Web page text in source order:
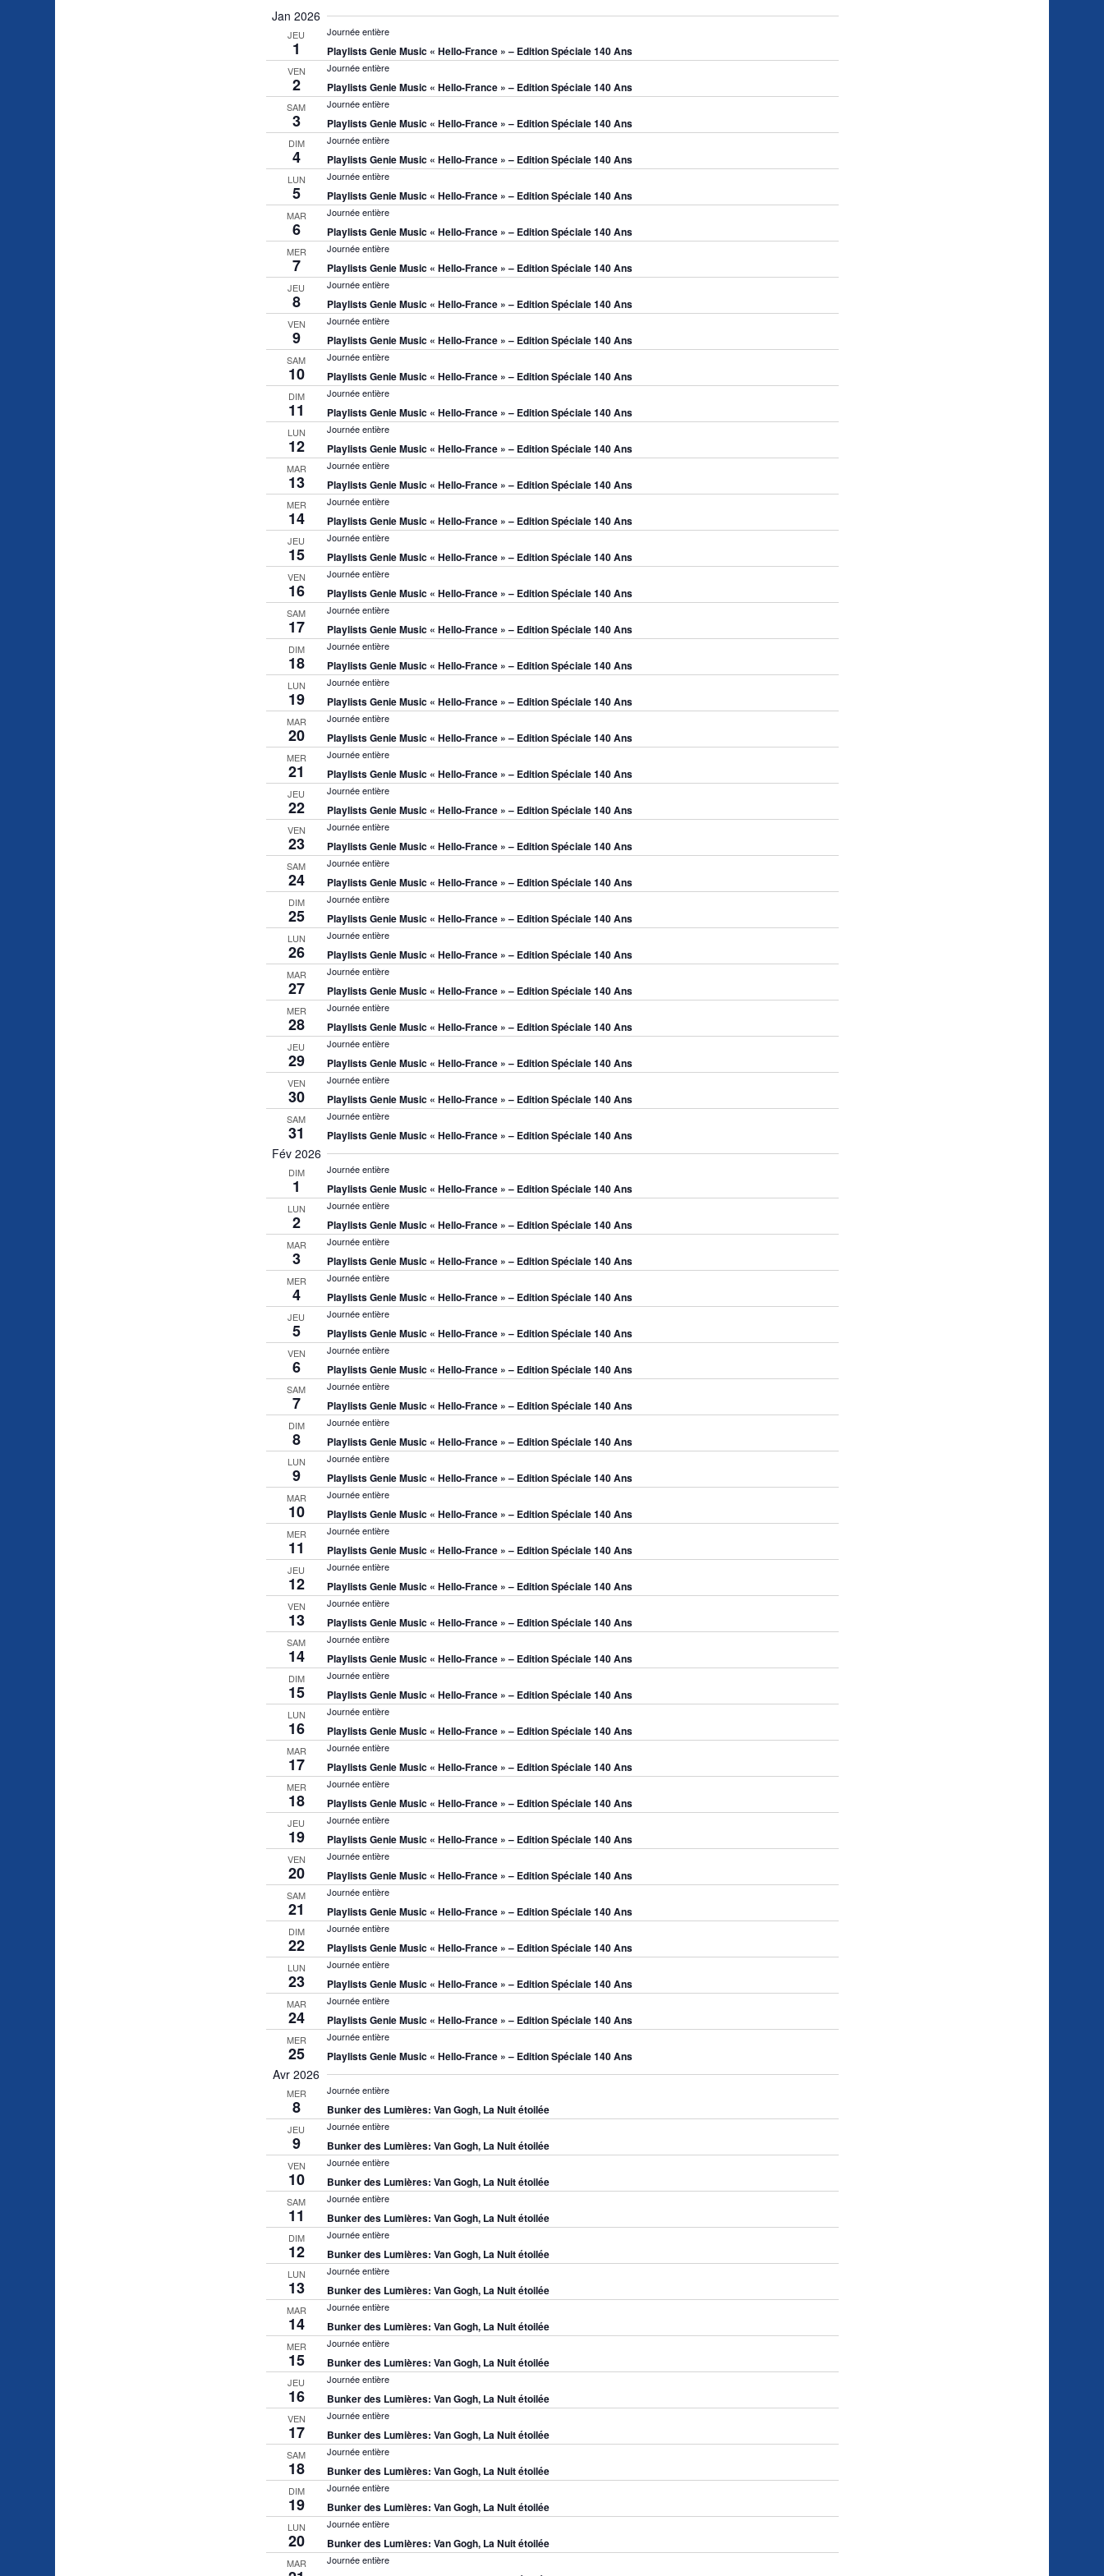
de
vues
Évènements
date
Jan 2026
JEU
1
Journée entière
Playlists Genie Music « Hello-France » – Edition Spéciale 140 Ans
VEN
2
Journée entière
Playlists Genie Music « Hello-France » – Edition Spéciale 140 Ans
SAM
3
Journée entière
Playlists Genie Music « Hello-France » – Edition Spéciale 140 Ans
DIM
4
Journée entière
Playlists Genie Music « Hello-France » – Edition Spéciale 140 Ans
LUN
5
Journée entière
Playlists Genie Music « Hello-France » – Edition Spéciale 140 Ans
MAR
6
Journée entière
Playlists Genie Music « Hello-France » – Edition Spéciale 140 Ans
MER
7
Journée entière
Playlists Genie Music « Hello-France » – Edition Spéciale 140 Ans
JEU
8
Journée entière
Playlists Genie Music « Hello-France » – Edition Spéciale 140 Ans
VEN
9
Journée entière
Playlists Genie Music « Hello-France » – Edition Spéciale 140 Ans
SAM
10
Journée entière
Playlists Genie Music « Hello-France » – Edition Spéciale 140 Ans
DIM
11
Journée entière
Playlists Genie Music « Hello-France » – Edition Spéciale 140 Ans
LUN
12
Journée entière
Playlists Genie Music « Hello-France » – Edition Spéciale 140 Ans
MAR
13
Journée entière
Playlists Genie Music « Hello-France » – Edition Spéciale 140 Ans
MER
14
Journée entière
Playlists Genie Music « Hello-France » – Edition Spéciale 140 Ans
JEU
15
Journée entière
Playlists Genie Music « Hello-France » – Edition Spéciale 140 Ans
VEN
16
Journée entière
Playlists Genie Music « Hello-France » – Edition Spéciale 140 Ans
SAM
17
Journée entière
Playlists Genie Music « Hello-France » – Edition Spéciale 140 Ans
DIM
18
Journée entière
Playlists Genie Music « Hello-France » – Edition Spéciale 140 Ans
LUN
19
Journée entière
Playlists Genie Music « Hello-France » – Edition Spéciale 140 Ans
MAR
20
Journée entière
Playlists Genie Music « Hello-France » – Edition Spéciale 140 Ans
MER
21
Journée entière
Playlists Genie Music « Hello-France » – Edition Spéciale 140 Ans
JEU
22
Journée entière
Playlists Genie Music « Hello-France » – Edition Spéciale 140 Ans
VEN
23
Journée entière
Playlists Genie Music « Hello-France » – Edition Spéciale 140 Ans
SAM
24
Journée entière
Playlists Genie Music « Hello-France » – Edition Spéciale 140 Ans
DIM
25
Journée entière
Playlists Genie Music « Hello-France » – Edition Spéciale 140 Ans
LUN
26
Journée entière
Playlists Genie Music « Hello-France » – Edition Spéciale 140 Ans
MAR
27
Journée entière
Playlists Genie Music « Hello-France » – Edition Spéciale 140 Ans
MER
28
Journée entière
Playlists Genie Music « Hello-France » – Edition Spéciale 140 Ans
JEU
29
Journée entière
Playlists Genie Music « Hello-France » – Edition Spéciale 140 Ans
VEN
30
Journée entière
Playlists Genie Music « Hello-France » – Edition Spéciale 140 Ans
SAM
31
Journée entière
Playlists Genie Music « Hello-France » – Edition Spéciale 140 Ans
Fév 2026
DIM
1
Journée entière
Playlists Genie Music « Hello-France » – Edition Spéciale 140 Ans
LUN
2
Journée entière
Playlists Genie Music « Hello-France » – Edition Spéciale 140 Ans
MAR
3
Journée entière
Playlists Genie Music « Hello-France » – Edition Spéciale 140 Ans
MER
4
Journée entière
Playlists Genie Music « Hello-France » – Edition Spéciale 140 Ans
JEU
5
Journée entière
Playlists Genie Music « Hello-France » – Edition Spéciale 140 Ans
VEN
6
Journée entière
Playlists Genie Music « Hello-France » – Edition Spéciale 140 Ans
SAM
7
Journée entière
Playlists Genie Music « Hello-France » – Edition Spéciale 140 Ans
DIM
8
Journée entière
Playlists Genie Music « Hello-France » – Edition Spéciale 140 Ans
LUN
9
Journée entière
Playlists Genie Music « Hello-France » – Edition Spéciale 140 Ans
MAR
10
Journée entière
Playlists Genie Music « Hello-France » – Edition Spéciale 140 Ans
MER
11
Journée entière
Playlists Genie Music « Hello-France » – Edition Spéciale 140 Ans
JEU
12
Journée entière
Playlists Genie Music « Hello-France » – Edition Spéciale 140 Ans
VEN
13
Journée entière
Playlists Genie Music « Hello-France » – Edition Spéciale 140 Ans
SAM
14
Journée entière
Playlists Genie Music « Hello-France » – Edition Spéciale 140 Ans
DIM
15
Journée entière
Playlists Genie Music « Hello-France » – Edition Spéciale 140 Ans
LUN
16
Journée entière
Playlists Genie Music « Hello-France » – Edition Spéciale 140 Ans
MAR
17
Journée entière
Playlists Genie Music « Hello-France » – Edition Spéciale 140 Ans
MER
18
Journée entière
Playlists Genie Music « Hello-France » – Edition Spéciale 140 Ans
JEU
19
Journée entière
Playlists Genie Music « Hello-France » – Edition Spéciale 140 Ans
VEN
20
Journée entière
Playlists Genie Music « Hello-France » – Edition Spéciale 140 Ans
SAM
21
Journée entière
Playlists Genie Music « Hello-France » – Edition Spéciale 140 Ans
DIM
22
Journée entière
Playlists Genie Music « Hello-France » – Edition Spéciale 140 Ans
LUN
23
Journée entière
Playlists Genie Music « Hello-France » – Edition Spéciale 140 Ans
MAR
24
Journée entière
Playlists Genie Music « Hello-France » – Edition Spéciale 140 Ans
MER
25
Journée entière
Playlists Genie Music « Hello-France » – Edition Spéciale 140 Ans
Avr 2026
MER
8
Journée entière
Bunker des Lumières: Van Gogh, La Nuit étoilée
JEU
9
Journée entière
Bunker des Lumières: Van Gogh, La Nuit étoilée
VEN
10
Journée entière
Bunker des Lumières: Van Gogh, La Nuit étoilée
SAM
11
Journée entière
Bunker des Lumières: Van Gogh, La Nuit étoilée
DIM
12
Journée entière
Bunker des Lumières: Van Gogh, La Nuit étoilée
LUN
13
Journée entière
Bunker des Lumières: Van Gogh, La Nuit étoilée
MAR
14
Journée entière
Bunker des Lumières: Van Gogh, La Nuit étoilée
MER
15
Journée entière
Bunker des Lumières: Van Gogh, La Nuit étoilée
JEU
16
Journée entière
Bunker des Lumières: Van Gogh, La Nuit étoilée
VEN
17
Journée entière
Bunker des Lumières: Van Gogh, La Nuit étoilée
SAM
18
Journée entière
Bunker des Lumières: Van Gogh, La Nuit étoilée
DIM
19
Journée entière
Bunker des Lumières: Van Gogh, La Nuit étoilée
LUN
20
Journée entière
Bunker des Lumières: Van Gogh, La Nuit étoilée
MAR Journée entière